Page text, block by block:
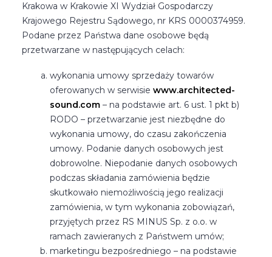
Krakowa w Krakowie XI Wydział Gospodarczy
Krajowego Rejestru Sądowego, nr KRS 0000374959.
Podane przez Państwa dane osobowe będą
przetwarzane w następujących celach:
wykonania umowy sprzedaży towarów
oferowanych w serwisie www.architected-
sound.com – na podstawie art. 6 ust. 1 pkt b)
RODO – przetwarzanie jest niezbędne do
wykonania umowy, do czasu zakończenia
umowy. Podanie danych osobowych jest
dobrowolne. Niepodanie danych osobowych
podczas składania zamówienia będzie
skutkowało niemożliwością jego realizacji
zamówienia, w tym wykonania zobowiązań,
przyjętych przez RS MINUS Sp. z o.o. w
ramach zawieranych z Państwem umów;
marketingu bezpośredniego – na podstawie